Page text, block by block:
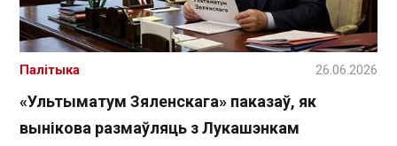
«Ультыматум Зяленскага» паказаў, як
вынікова размаўляць з Лукашэнкам
Палітыка 26.06.2026